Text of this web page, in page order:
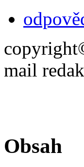
mail
Obsah